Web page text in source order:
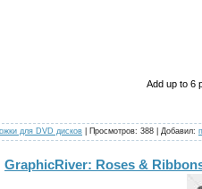
Add up to 6
для DVD дисков | Просмотров: 388 | Добавил:
GraphicRiver: Roses &